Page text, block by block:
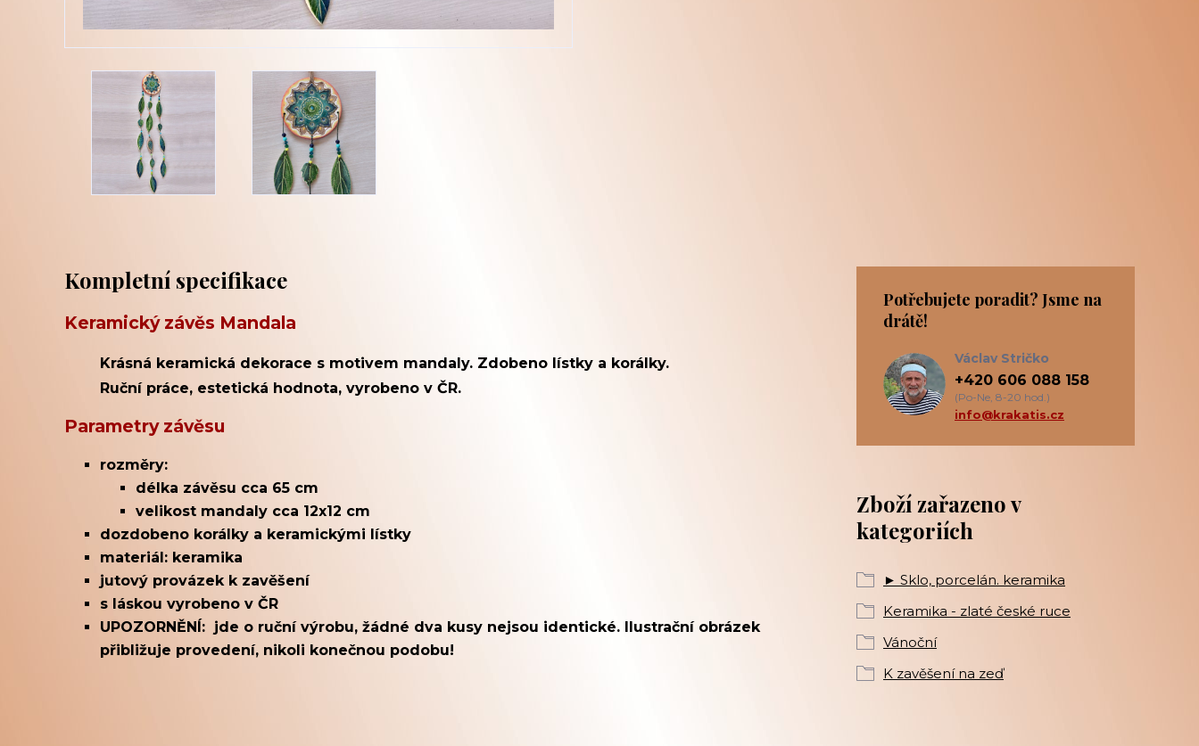
Kompletní specifikace
Keramický závěs Mandala
Krásná keramická dekorace s motivem mandaly. Zdobeno lístky a korálky.
Ruční práce, estetická hodnota, vyrobeno v ČR.
Parametry závěsu
rozměry:
délka závěsu cca 65 cm
velikost mandaly cca 12x12 cm
dozdobeno korálky a keramickými lístky
materiál: keramika
jutový provázek k zavěšení
s láskou vyrobeno v ČR
UPOZORNĚNÍ: jde o ruční výrobu, žádné dva kusy nejsou identické. Ilustrační obrázek
přibližuje provedení, nikoli konečnou podobu!
Zboží zařazeno v
kategoriích
► Sklo, porcelán. keramika
Keramika - zlaté české ruce
Vánoční
K zavěšení na zeď
Potřebujete poradit? Jsme na
drátě!
Václav Stričko
+420 606 088 158
(Po-Ne, 8-20 hod.)
info@krakatis.cz